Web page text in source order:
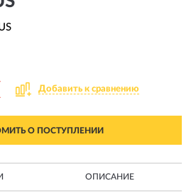
Добавить к сравнению
О ПОСТУПЛЕНИИ
ОПИСАНИЕ